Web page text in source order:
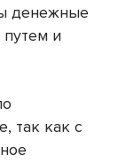
денежные
и
так как с